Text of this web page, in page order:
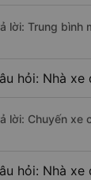
lời: Trung bình
hỏi: Nhà
lời: Chuyến xe
hỏi: Nhà